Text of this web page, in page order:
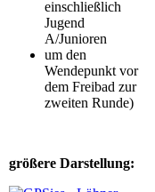
einschließlich
Jugend
A/Junioren
um den
Wendepunkt vor
dem Freibad zur
zweiten Runde)
größere Darstellung: